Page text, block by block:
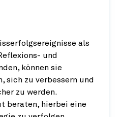
als
und
können sie
sich zu verbessern und
zu werden.
beraten, hierbei eine